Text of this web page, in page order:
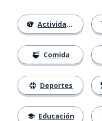
Actividades
Comida
Deportes
Educación